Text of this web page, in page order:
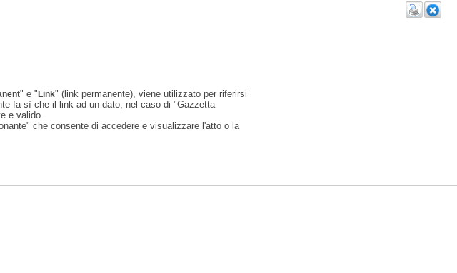
" e "Link" (link permanente), viene utilizzato per riferirsi
fa sì che il link ad un dato, nel caso di "Gazzetta
e valido.
che consente di accedere e visualizzare l'atto o la